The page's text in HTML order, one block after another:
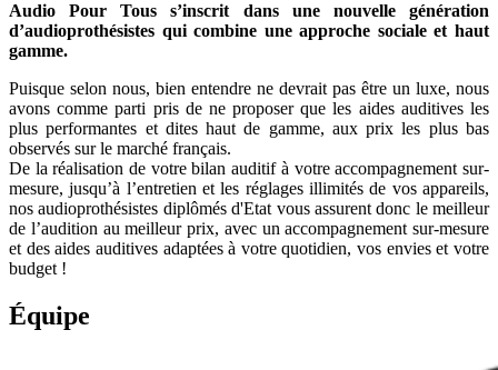
Audio Pour Tous s’inscrit dans une nouvelle génération
d’audioprothésistes qui combine une approche sociale et haut
gamme.
Puisque selon nous, bien entendre ne devrait pas être un luxe, nous
avons comme parti pris de ne proposer que les aides auditives les
plus performantes et dites haut de gamme, aux prix les plus bas
observés sur le marché français.
De la réalisation de votre bilan auditif à votre accompagnement sur-
mesure, jusqu’à l’entretien et les réglages illimités de vos appareils,
nos audioprothésistes diplômés d'Etat vous assurent donc le meilleur
de l’audition au meilleur prix, avec un accompagnement sur-mesure
et des aides auditives adaptées à votre quotidien, vos envies et votre
budget !
Équipe